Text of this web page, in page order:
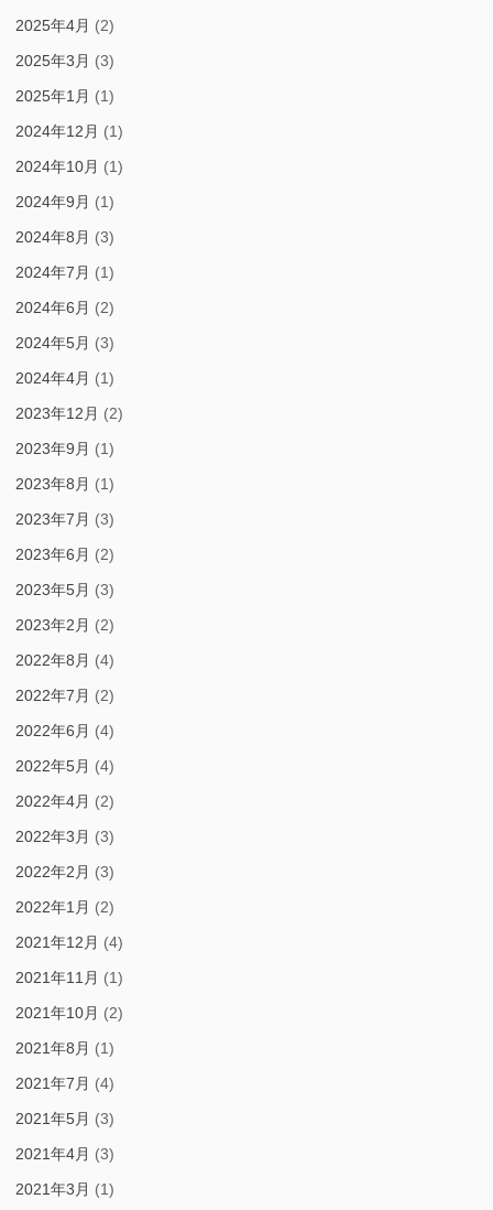
2025年4月 (2)
2025年3月 (3)
2025年1月 (1)
2024年12月 (1)
2024年10月 (1)
2024年9月 (1)
2024年8月 (3)
2024年7月 (1)
2024年6月 (2)
2024年5月 (3)
2024年4月 (1)
2023年12月 (2)
2023年9月 (1)
2023年8月 (1)
2023年7月 (3)
2023年6月 (2)
2023年5月 (3)
2023年2月 (2)
2022年8月 (4)
2022年7月 (2)
2022年6月 (4)
2022年5月 (4)
2022年4月 (2)
2022年3月 (3)
2022年2月 (3)
2022年1月 (2)
2021年12月 (4)
2021年11月 (1)
2021年10月 (2)
2021年8月 (1)
2021年7月 (4)
2021年5月 (3)
2021年4月 (3)
2021年3月 (1)